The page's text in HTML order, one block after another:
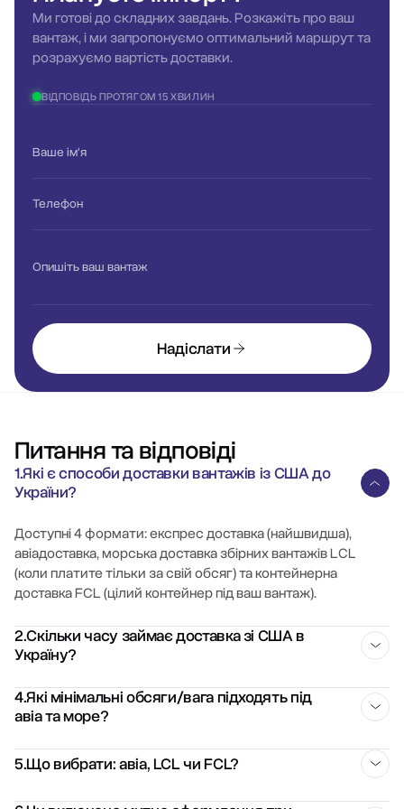
Ми готові до складних завдань. Розкажіть про ваш
вантаж, і ми запропонуємо оптимальний маршрут та
розрахуємо вартість доставки.
ВІДПОВІДЬ ПРОТЯГОМ 15 ХВИЛИН
Ваше ім'я
Телефон
Опишіть ваш вантаж
Надіслати
Питання та відповіді
1.Які є способи доставки вантажів із США до
України?
Доступні 4 формати: експрес доставка (найшвидша),
авіадоставка, морська доставка збірних вантажів LCL
(коли платите тільки за свій обсяг) та контейнерна
доставка FCL (цілий контейнер під ваш вантаж).
2.Скільки часу займає доставка зі США в
Україну?
Підсумковий термін залежить від міста відправлення/
отримання, графіка рейсів та митних процедур.
4.Які мінімальні обсяги/вага підходять під
авіа та море?
Авіа – від 150 кг, морем LCL – від 5 м³ (якщо об&rsquo;єм
від 5 до 28 м³, ви платите тільки за свій обсяг, без оплати
цілого контейнера).
5.Що вибрати: авіа, LCL чи FCL?